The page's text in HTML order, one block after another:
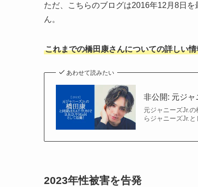
ただ、こちらのブログは2016年12月8日
ん。
これまでの橋田康さんについての詳しい
あわせて読みたい
非公開: 元ジャ
元ジャニーズJr.
らジャニーズJr.
2023年性被害を告発